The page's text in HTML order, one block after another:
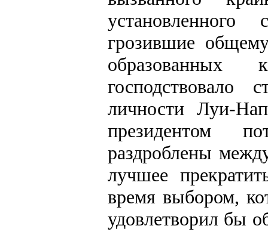
грозившие
образованных
господствовало
личности Луи-
президентом
раздроблены
лучшее
время выбором,
удовлетворил бы